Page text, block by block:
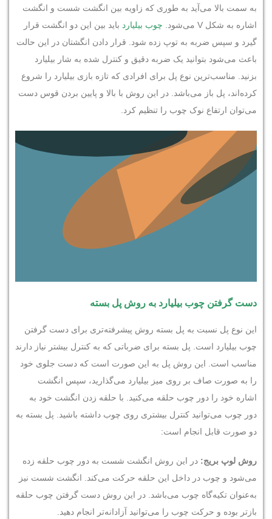
به سمت بالا می‌آید به طوری که زاویه بین انگشت شست و انگشت
اشاره به شکل V می‌شود.
چوب بیلیارد باید بین این دو انگشت قرار
گیرد و سپس ضربه به توپ زده شود. قرار دادن انگشتان در این حالت
باعث می‌شود بتوانید یک ضربه دقیق و کنترل شده به شار بیلیارد
بزنید. مناسب‌ترین نوع پل برای افرادی که تازه بازی بیلیارد را شروع
کرده‌اند، پل باز می‌باشد. در این روش با بالا و پایین بردن قوس دست
می‌توان ارتفاع نوک چوب را تنظیم کرد.
دست گرفتن چوب بیلیارد به روش پل بسته
این نوع پل نسبت به پل بسته روش پیشرفته‌تری برای دست گرفتن
چوب بیلیارد است. پل بسته برای ضرباتی که به کنترل بیشتر نیاز دارند
مناسب است. این روش پل به این صورت است که دست جلوی خود
را به صورت صاف بر روی میز بیلیارد می‌گذارید، سپس انگشت
اشاره خود را دور چوب حلقه می‌کنید. با حلقه زدن انگشت خود به
دور چوب می‌توانید کنترل بیشتری روی چوب داشته باشید. پل بسته به
دو صورت قابل انجام است:
روش لوپ بریج: در این روش انگشت شست به دور چوب حلقه زده
می‌شود و چوب در داخل این حلقه حرکت می‌کند. انگشت شست نیز
به‌عنوان تکیه‌گاه چوب می‌باشد. در این روش دست گرفتن چوب حلقه
بازتر بوده و حرکت چوب را می‌توانید آزادانه‌تر انجام دهید.